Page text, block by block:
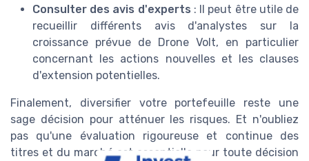
Consulter des avis d'experts : Il peut être utile de
recueillir différents avis d'analystes sur la
croissance prévue de Drone Volt, en particulier
concernant les actions nouvelles et les clauses
d'extension potentielles.
Finalement, diversifier votre portefeuille reste une
sage décision pour atténuer les risques. Et n'oubliez
pas qu'une évaluation rigoureuse et continue des
titres et du marché est essentielle pour toute décision